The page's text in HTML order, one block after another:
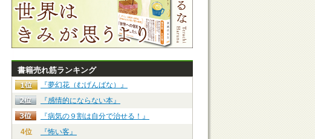
書籍売れ筋ランキング
『夢幻花（むげんばな）』
『感情的にならない本』
『病気の９割は自分で治せる！』
4位
『怖い客』